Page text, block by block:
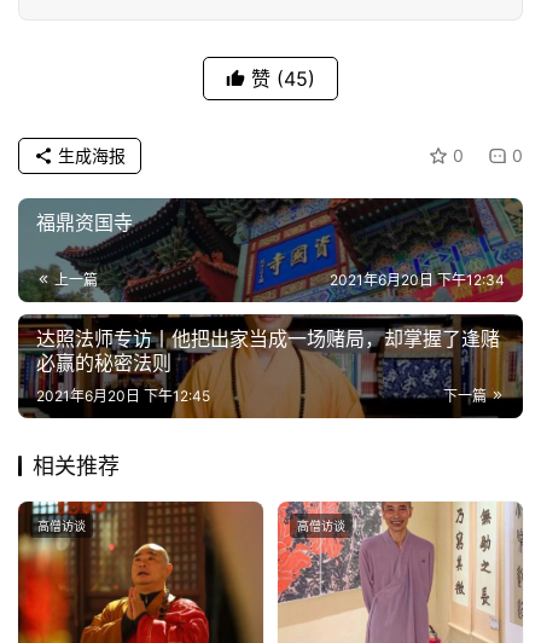
赞 (45)
0 0
生成海报
福鼎资国寺
上一篇 2021年6月20日 下午12:34
达照法师专访丨他把出家当成一场赌局，却掌握了逢赌
必赢的秘密法则
下一篇
2021年6月20日 下午12:45
相关推荐
高僧访谈 高僧访谈